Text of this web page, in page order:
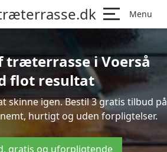
Menu
træterrasse i Voerså
flot resultat
skinne igen. Bestil 3 gratis tilbud på
hurtigt og uden forpligtelser.
gratis og uforpligtende